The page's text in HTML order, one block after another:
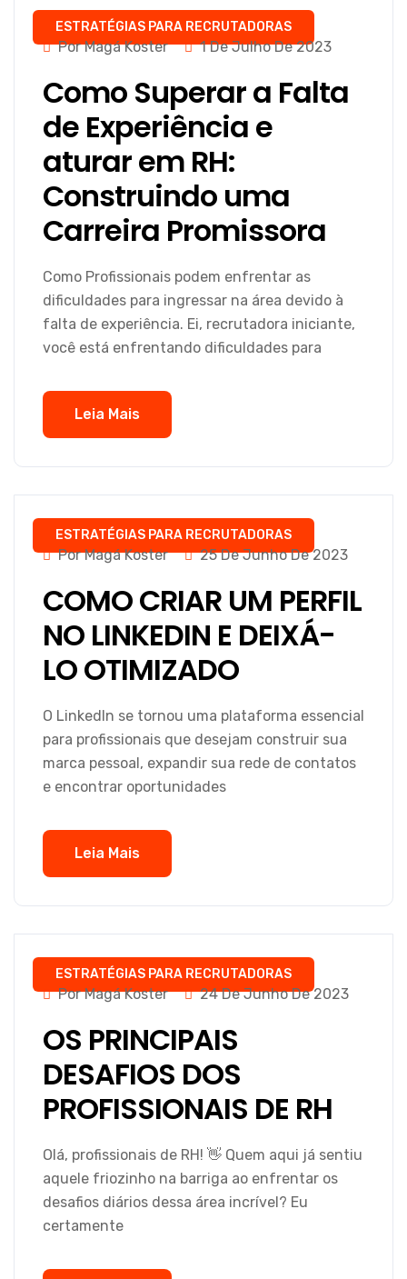
ESTRATÉGIAS PARA RECRUTADORAS
Por Magá Koster 1 De Julho De 2023
Como Superar a Falta
de Experiência e
aturar em RH:
Construindo uma
Carreira Promissora
Como Profissionais podem enfrentar as
dificuldades para ingressar na área devido à
falta de experiência. Ei, recrutadora iniciante,
você está enfrentando dificuldades para
Leia Mais
ESTRATÉGIAS PARA RECRUTADORAS
Por Magá Koster 25 De Junho De 2023
COMO CRIAR UM PERFIL
NO LINKEDIN E DEIXÁ-
LO OTIMIZADO
O LinkedIn se tornou uma plataforma essencial
para profissionais que desejam construir sua
marca pessoal, expandir sua rede de contatos
e encontrar oportunidades
Leia Mais
ESTRATÉGIAS PARA RECRUTADORAS
Por Magá Koster 24 De Junho De 2023
OS PRINCIPAIS
DESAFIOS DOS
PROFISSIONAIS DE RH
Olá, profissionais de RH! 👋 Quem aqui já sentiu
aquele friozinho na barriga ao enfrentar os
desafios diários dessa área incrível? Eu
certamente